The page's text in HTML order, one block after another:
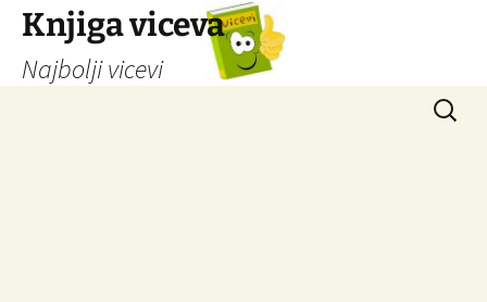
Knjiga viceva
Najbolji vicevi